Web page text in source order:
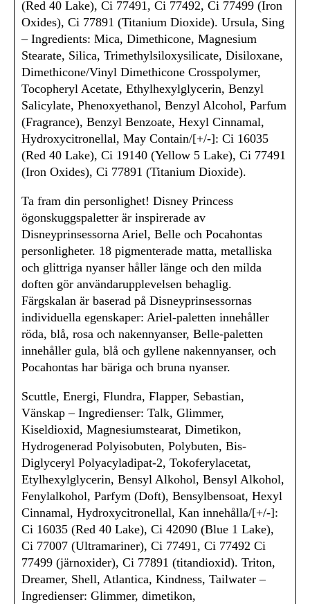
(Red 40 Lake), Ci 77491, Ci 77492, Ci 77499 (Iron
Oxides), Ci 77891 (Titanium Dioxide). Ursula, Sing
– Ingredients: Mica, Dimethicone, Magnesium
Stearate, Silica, Trimethylsiloxysilicate, Disiloxane,
Dimethicone/Vinyl Dimethicone Crosspolymer,
Tocopheryl Acetate, Ethylhexylglycerin, Benzyl
Salicylate, Phenoxyethanol, Benzyl Alcohol, Parfum
(Fragrance), Benzyl Benzoate, Hexyl Cinnamal,
Hydroxycitronellal, May Contain/[+/-]: Ci 16035
(Red 40 Lake), Ci 19140 (Yellow 5 Lake), Ci 77491
(Iron Oxides), Ci 77891 (Titanium Dioxide).
Ta fram din personlighet! Disney Princess
ögonskuggspaletter är inspirerade av
Disneyprinsessorna Ariel, Belle och Pocahontas
personligheter. 18 pigmenterade matta, metalliska
och glittriga nyanser håller länge och den milda
doften gör användarupplevelsen behaglig.
Färgskalan är baserad på Disneyprinsessornas
individuella egenskaper: Ariel-paletten innehåller
röda, blå, rosa och nakennyanser, Belle-paletten
innehåller gula, blå och gyllene nakennyanser, och
Pocahontas har bäriga och bruna nyanser.
Scuttle, Energi, Flundra, Flapper, Sebastian,
Vänskap – Ingredienser: Talk, Glimmer,
Kiseldioxid, Magnesiumstearat, Dimetikon,
Hydrogenerad Polyisobuten, Polybuten, Bis-
Diglyceryl Polyacyladipat-2, Tokoferylacetat,
Etylhexylglycerin, Bensyl Alkohol, Bensyl Alkohol,
Fenylalkohol, Parfym (Doft), Bensylbensoat, Hexyl
Cinnamal, Hydroxycitronellal, Kan innehålla/[+/-]:
Ci 16035 (Red 40 Lake), Ci 42090 (Blue 1 Lake),
Ci 77007 (Ultramariner), Ci 77491, Ci 77492 Ci
77499 (järnoxider), Ci 77891 (titandioxid). Triton,
Dreamer, Shell, Atlantica, Kindness, Tailwater –
Ingredienser: Glimmer, dimetikon,